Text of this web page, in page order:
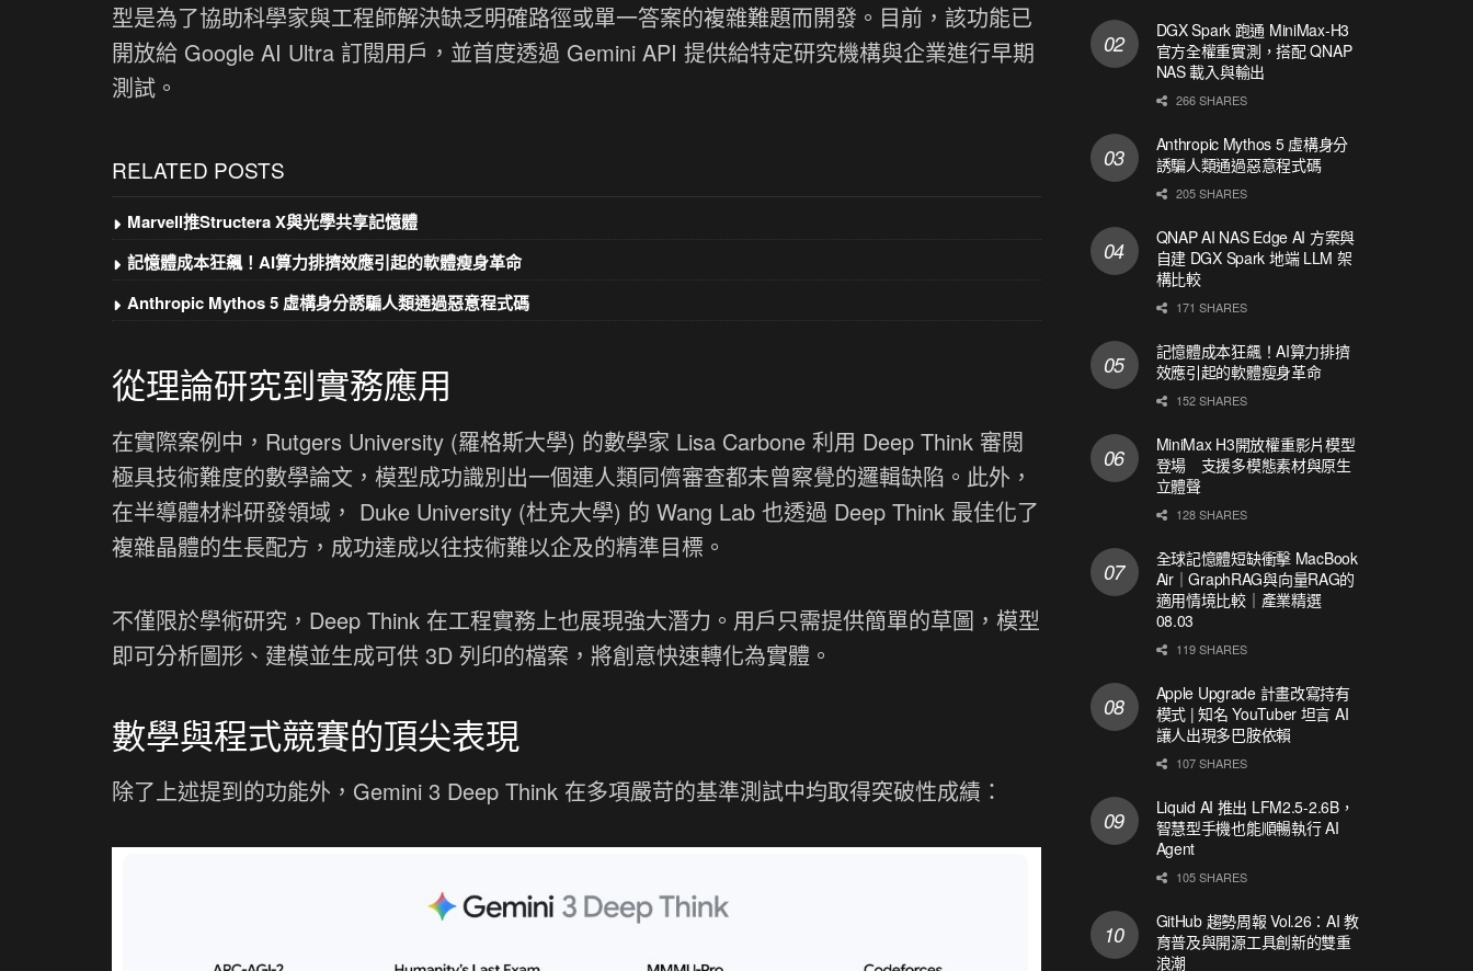
型是為了協助科學家與工程師解決缺乏明確路徑或單一答案的複雜難題而開發。目前，該功能已
開放給 Google AI Ultra 訂閱用戶，並首度透過 Gemini API 提供給特定研究機構與企業進行早期
測試。
RELATED POSTS
Marvell推Structera X與光學共享記憶體
記憶體成本狂飆！AI算力排擠效應引起的軟體瘦身革命
Anthropic Mythos 5 虛構身分誘騙人類通過惡意程式碼
從理論研究到實務應用
在實際案例中，Rutgers University (羅格斯大學) 的數學家 Lisa Carbone 利用 Deep Think 審閱
極具技術難度的數學論文，模型成功識別出一個連人類同儕審查都未曾察覺的邏輯缺陷。此外，
在半導體材料研發領域， Duke University (杜克大學) 的 Wang Lab 也透過 Deep Think 最佳化了
複雜晶體的生長配方，成功達成以往技術難以企及的精準目標。
不僅限於學術研究，Deep Think 在工程實務上也展現強大潛力。用戶只需提供簡單的草圖，模型
即可分析圖形、建模並生成可供 3D 列印的檔案，將創意快速轉化為實體。
數學與程式競賽的頂尖表現
除了上述提到的功能外，Gemini 3 Deep Think 在多項嚴苛的基準測試中均取得突破性成績：
DGX Spark 跑通 MiniMax-H3
官方全權重實測，搭配 QNAP
NAS 載入與輸出
266 SHARES
Anthropic Mythos 5 虛構身分
誘騙人類通過惡意程式碼
205 SHARES
QNAP AI NAS Edge AI 方案與
自建 DGX Spark 地端 LLM 架
構比較
171 SHARES
記憶體成本狂飆！AI算力排擠
效應引起的軟體瘦身革命
152 SHARES
MiniMax H3開放權重影片模型
登場 支援多模態素材與原生
立體聲
128 SHARES
全球記憶體短缺衝擊 MacBook
Air｜GraphRAG與向量RAG的
適用情境比較｜產業精選
08.03
119 SHARES
Apple Upgrade 計畫改寫持有
模式 | 知名 YouTuber 坦言 AI
讓人出現多巴胺依賴
107 SHARES
Liquid AI 推出 LFM2.5-2.6B，
智慧型手機也能順暢執行 AI
Agent
105 SHARES
GitHub 趨勢周報 Vol.26：AI 教
育普及與開源工具創新的雙重
浪潮